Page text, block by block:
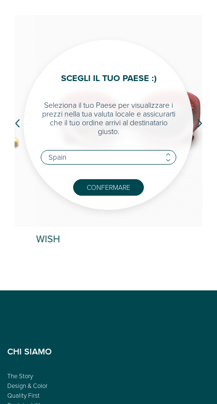
WISH
‹ ›
CHI SIAMO
The Story
Design & Color
Quality First
SCEGLI IL TUO PAESE :)
Seleziona il tuo Paese per visualizzare i
prezzi nella tua valuta locale e assicurarti
che il tuo ordine arrivi al destinatario
giusto.
CONFERMARE